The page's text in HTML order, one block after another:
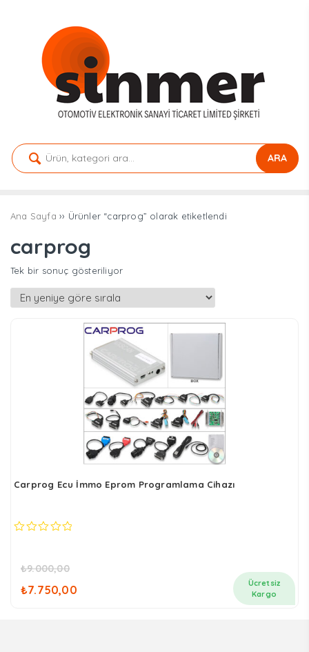
ARA
Ana Sayfa ›› Ürünler “carprog” olarak etiketlendi
carprog
Tek bir sonuç gösteriliyor
Carprog Ecu İmmo Eprom Programlama Cihazı
₺9.000,00
Orijinal
fiyat:
₺7.750,00Şu
andaki
Ücretsiz
Kargo